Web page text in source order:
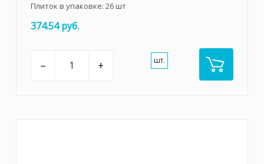
Плиток в упаковке: 26шт
374.54 руб.
– + шт.